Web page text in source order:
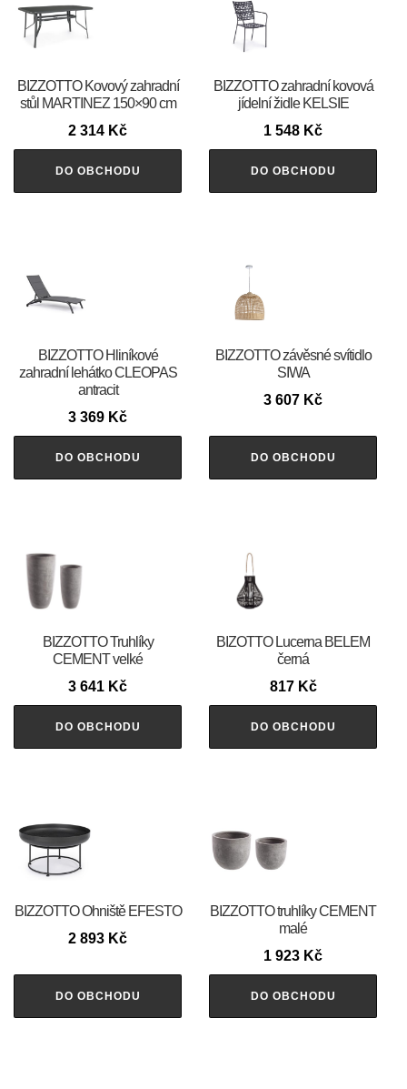
BIZZOTTO Kovový zahradní
stůl MARTINEZ 150×90 cm
2 314 Kč
DO OBCHODU
BIZZOTTO zahradní kovová
jídelní židle KELSIE
1 548 Kč
DO OBCHODU
BIZZOTTO Hliníkové
zahradní lehátko CLEOPAS
antracit
3 369 Kč
DO OBCHODU
BIZZOTTO závěsné svítidlo
SIWA
3 607 Kč
DO OBCHODU
BIZZOTTO Truhlíky
CEMENT velké
3 641 Kč
DO OBCHODU
BIZOTTO Lucerna BELEM
černá
817 Kč
DO OBCHODU
BIZZOTTO Ohniště EFESTO
2 893 Kč
DO OBCHODU
BIZZOTTO truhlíky CEMENT
malé
1 923 Kč
DO OBCHODU